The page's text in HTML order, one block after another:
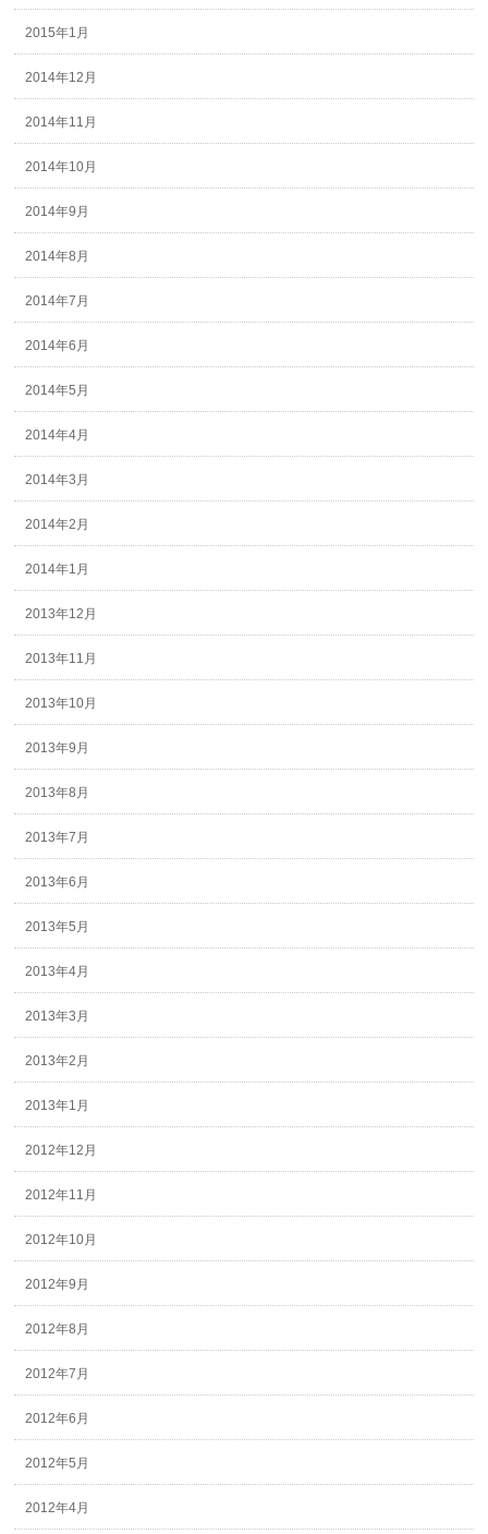
2015年1月
2014年12月
2014年11月
2014年10月
2014年9月
2014年8月
2014年7月
2014年6月
2014年5月
2014年4月
2014年3月
2014年2月
2014年1月
2013年12月
2013年11月
2013年10月
2013年9月
2013年8月
2013年7月
2013年6月
2013年5月
2013年4月
2013年3月
2013年2月
2013年1月
2012年12月
2012年11月
2012年10月
2012年9月
2012年8月
2012年7月
2012年6月
2012年5月
2012年4月